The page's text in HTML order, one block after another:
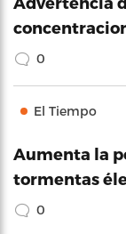
0
El Tiempo
Aumenta la
tormentas
0